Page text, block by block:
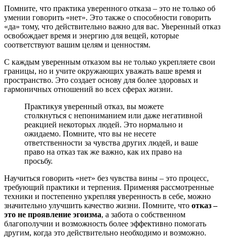
Помните, что практика уверенного отказа – это не только об
умении говорить «нет». Это также о способности говорить
«да» тому, что действительно важно для вас. Уверенный отказ
освобождает время и энергию для вещей, которые
соответствуют вашим целям и ценностям.
С каждым уверенным отказом вы не только укрепляете свои
границы, но и учите окружающих уважать ваше время и
пространство. Это создает основу для более здоровых и
гармоничных отношений во всех сферах жизни.
Практикуя уверенный отказ, вы можете
столкнуться с непониманием или даже негативной
реакцией некоторых людей. Это нормально и
ожидаемо. Помните, что вы не несете
ответственности за чувства других людей, и ваше
право на отказ так же важно, как их право на
просьбу.
Научиться говорить «нет» без чувства вины – это процесс,
требующий практики и терпения. Применяя рассмотренные
техники и постепенно укрепляя уверенность в себе, можно
значительно улучшить качество жизни. Помните, что отказ –
это не проявление эгоизма, а забота о собственном
благополучии и возможность более эффективно помогать
другим, когда это действительно необходимо и возможно.